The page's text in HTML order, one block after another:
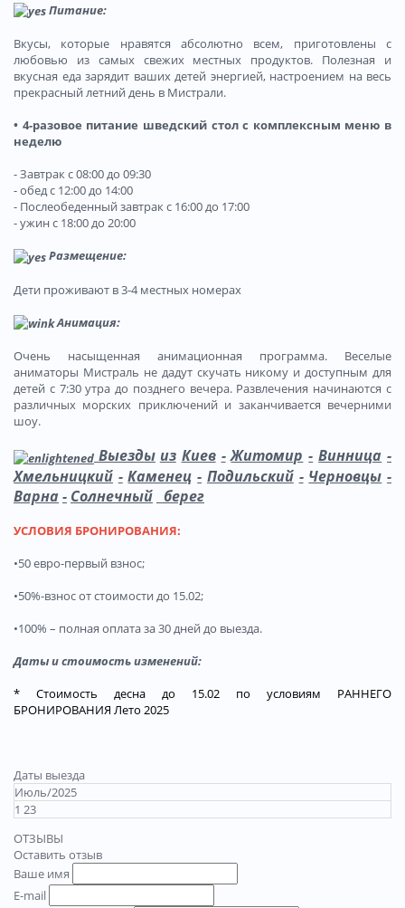
Питание:
Вкусы, которые нравятся абсолютно всем, приготовлены с
любовью из самых свежих местных продуктов. Полезная и
вкусная еда зарядит ваших детей энергией, настроением на весь
прекрасный летний день в Мистрали.
• 4-разовое питание шведский стол с комплексным меню в
неделю
- Завтрак с 08:00 до 09:30
- обед с 12:00 до 14:00
- Послеобеденный завтрак с 16:00 до 17:00
- ужин с 18:00 до 20:00
Размещение:
Дети проживают в 3-4 местных номерах
Анимация:
Очень насыщенная анимационная программа. Веселые
аниматоры Мистраль не дадут скучать никому и доступным для
детей с 7:30 утра до позднего вечера. Развлечения начинаются с
различных морских приключений и заканчивается вечерними
шоу.
Выезды из Киев - Житомир - Винница -
Хмельницкий - Каменец - Подильский - Черновцы -
Варна - Солнечный берег
УСЛОВИЯ БРОНИРОВАНИЯ:
•50 евро-первый взнос;
•50%-взнос от стоимости до 15.02;
•100% – полная оплата за 30 дней до выезда.
Даты и стоимость изменений:
* Стоимость десна до 15.02 по условиям РАННЕГО
БРОНИРОВАНИЯ Лето 2025
Даты выезда
Июль/2025
1 23
ОТЗЫВЫ
Оставить отзыв
Ваше имя
E-mail